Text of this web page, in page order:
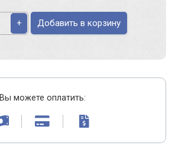
+ Добавить в корзину
Вы можете оплатить: